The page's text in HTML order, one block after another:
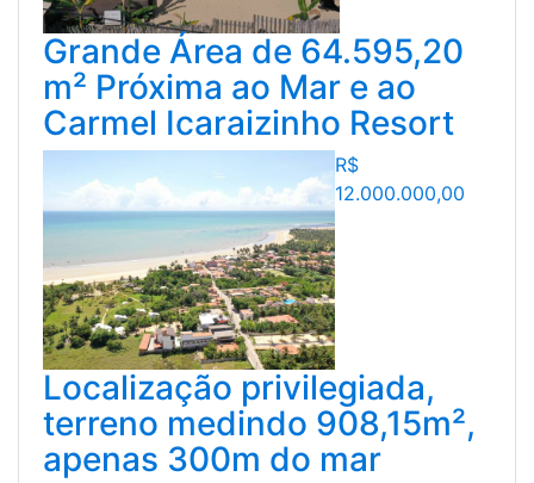
Grande Área de 64.595,20
m² Próxima ao Mar e ao
Carmel Icaraizinho Resort
R$
12.000.000,00
Localização privilegiada,
terreno medindo 908,15m²,
apenas 300m do mar